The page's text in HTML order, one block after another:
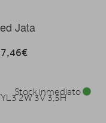
Jata
Stock inmediato